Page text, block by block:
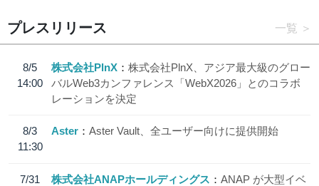
プレスリリース 一覧
8/5
14:00
株式会社PlnX
株式会社PlnX、アジア最大級のグロー
バルWeb3カンファレンス「WebX2026」とのコラボ
レーションを決定
8/3
11:30
Aster Aster Vault、全ユーザー向けに提供開始
7/31
株式会社ANAPホールディングス
ANAP が大型イベ